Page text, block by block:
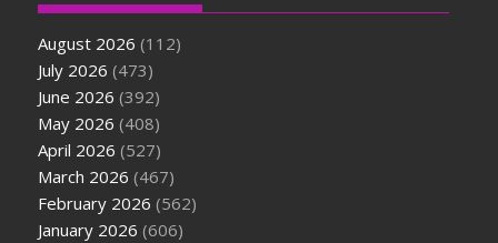
August 2026 (112)
July 2026 (473)
June 2026 (392)
May 2026 (408)
April 2026 (527)
March 2026 (467)
February 2026 (562)
January 2026 (606)